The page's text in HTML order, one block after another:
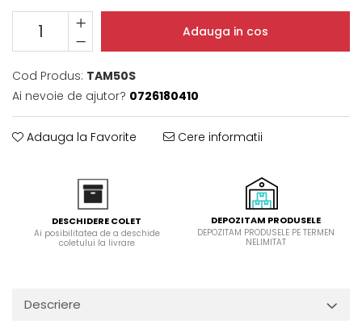
Plite cu hota integrata
Adauga in cos
Cod Produs: TAM50S
Ai nevoie de ajutor? 0726180410
Adauga la Favorite Cere informatii
DESCHIDERE COLET
Ai posibilitatea de a deschide
coletului la livrare
DEPOZITAM PRODUSELE
DEPOZITAM PRODUSELE PE TERMEN
NELIMITAT
Descriere